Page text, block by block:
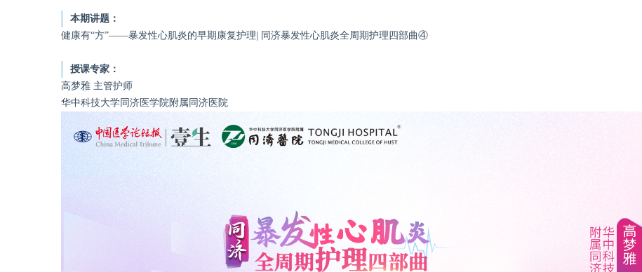
本期讲题：
健康有“方”——暴发性心肌炎的早期康复护理| 同济暴发性心肌炎全周期护理四部曲④
授课专家：
高梦雅 主管护师
华中科技大学同济医学院附属同济医院